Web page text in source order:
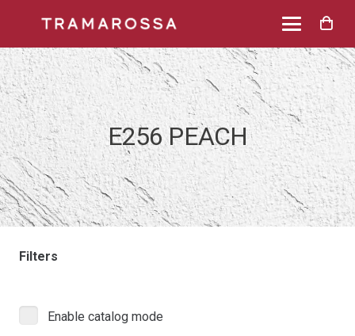
E256 PEACH
Filters
Enable catalog mode